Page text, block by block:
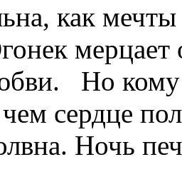
как
Но кому
чем сердце
Ночь